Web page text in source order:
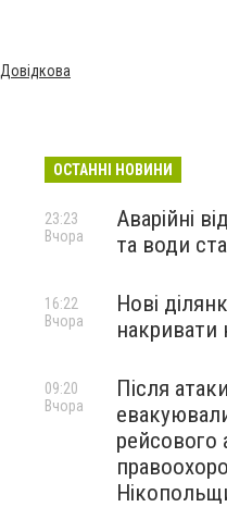
Довідкова
ОСТАННІ НОВИНИ
Аварійні
та води
23:23
Вчора
Нові
накривати
16:22
Вчора
Після
рейсового
09:20
Вчора